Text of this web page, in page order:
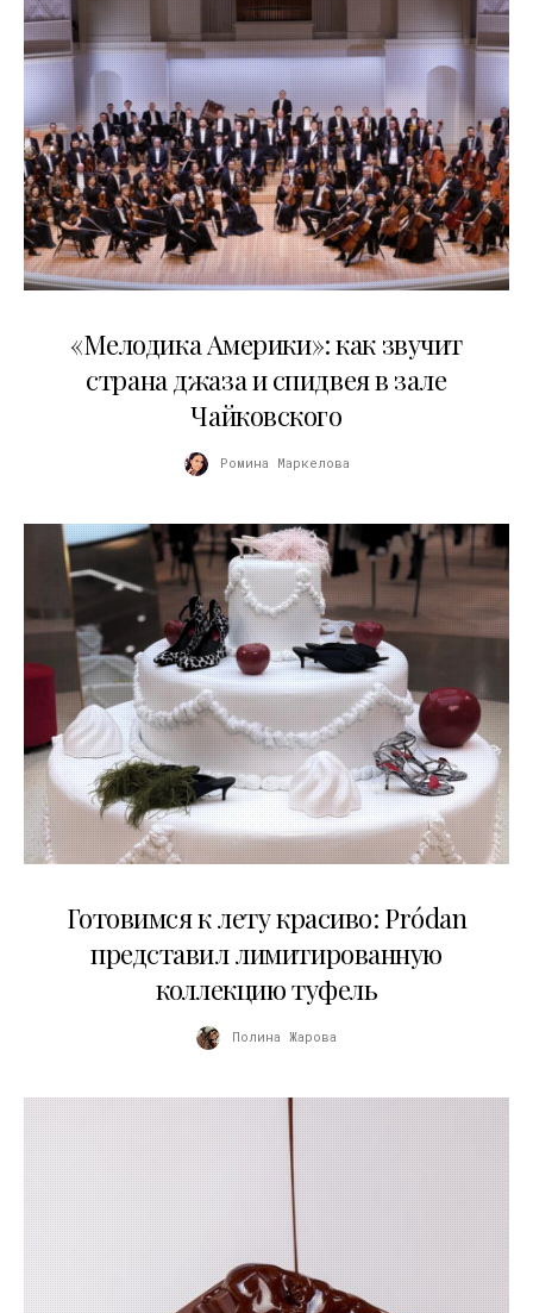
«Мелодика Америки»: как звучит
страна джаза и спидвея в зале
Чайковского
Ромина Маркелова
Готовимся к лету красиво: Pródan
представил лимитированную
коллекцию туфель
Полина Жарова